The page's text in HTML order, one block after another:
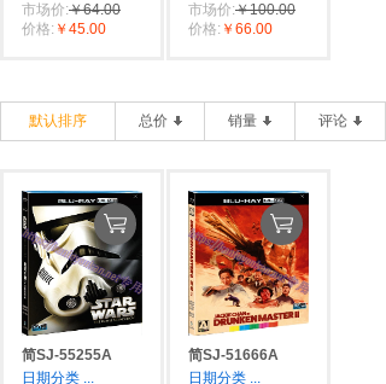
市场价:￥64.00
价格: ￥45.00
市场价:￥100.00
价格: ￥66.00
默认排序 总价 销量 评论
简SJ-55255A
日期分类 ...
简SJ-51666A
日期分类 ...